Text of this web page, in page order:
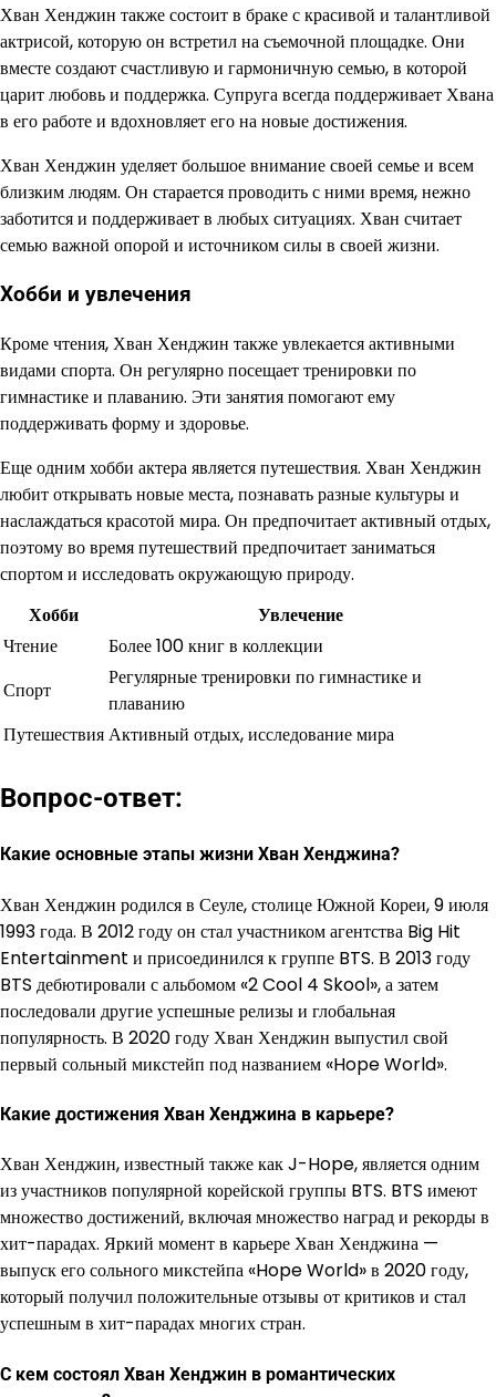
Хван Хенджин также состоит в браке с красивой и талантливой
актрисой, которую он встретил на съемочной площадке. Они
вместе создают счастливую и гармоничную семью, в которой
царит любовь и поддержка. Супруга всегда поддерживает Хвана
в его работе и вдохновляет его на новые достижения.
Хван Хенджин уделяет большое внимание своей семье и всем
близким людям. Он старается проводить с ними время, нежно
заботится и поддерживает в любых ситуациях. Хван считает
семью важной опорой и источником силы в своей жизни.
Хобби и увлечения
Кроме чтения, Хван Хенджин также увлекается активными
видами спорта. Он регулярно посещает тренировки по
гимнастике и плаванию. Эти занятия помогают ему
поддерживать форму и здоровье.
Еще одним хобби актера является путешествия. Хван Хенджин
любит открывать новые места, познавать разные культуры и
наслаждаться красотой мира. Он предпочитает активный отдых,
поэтому во время путешествий предпочитает заниматься
спортом и исследовать окружающую природу.
Хобби
Увлечение
Чтение
Более 100 книг в коллекции
Спорт
Регулярные тренировки по гимнастике и
плаванию
ПутешествияАктивный отдых, исследование мира
Вопрос-ответ:
Какие основные этапы жизни Хван Хенджина?
Хван Хенджин родился в Сеуле, столице Южной Кореи, 9 июля
1993 года. В 2012 году он стал участником агентства Big Hit
Entertainment и присоединился к группе BTS. В 2013 году
BTS дебютировали с альбомом «2 Cool 4 Skool», а затем
последовали другие успешные релизы и глобальная
популярность. В 2020 году Хван Хенджин выпустил свой
первый сольный микстейп под названием «Hope World».
Какие достижения Хван Хенджина в карьере?
Хван Хенджин, известный также как J-Hope, является одним
из участников популярной корейской группы BTS. BTS имеют
множество достижений, включая множество наград и рекорды в
хит-парадах. Яркий момент в карьере Хван Хенджина —
выпуск его сольного микстейпа «Hope World» в 2020 году,
который получил положительные отзывы от критиков и стал
успешным в хит-парадах многих стран.
С кем состоял Хван Хенджин в романтических